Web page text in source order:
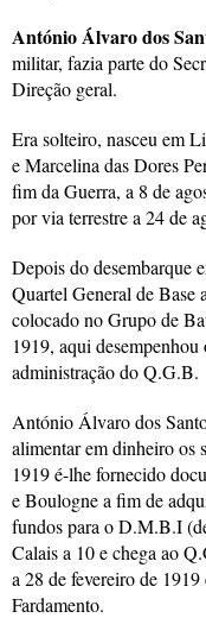
António Álvaro dos
militar, fazia parte do
Direção geral.
Era solteiro, nasceu em
e Marcelina das Dores
fim da Guerra, a 8 de
por via terrestre a 24 de
Depois do desembarque
Quartel General de Base
colocado no Grupo de
1919, aqui
administração do Q.G.B.
António Álvaro dos
alimentar em dinheiro os
1919 é-lhe fornecido
e Boulogne a fim de
fundos para o D.M.B.I
Calais a 10 e chega ao
a 28 de fevereiro de
Fardamento.